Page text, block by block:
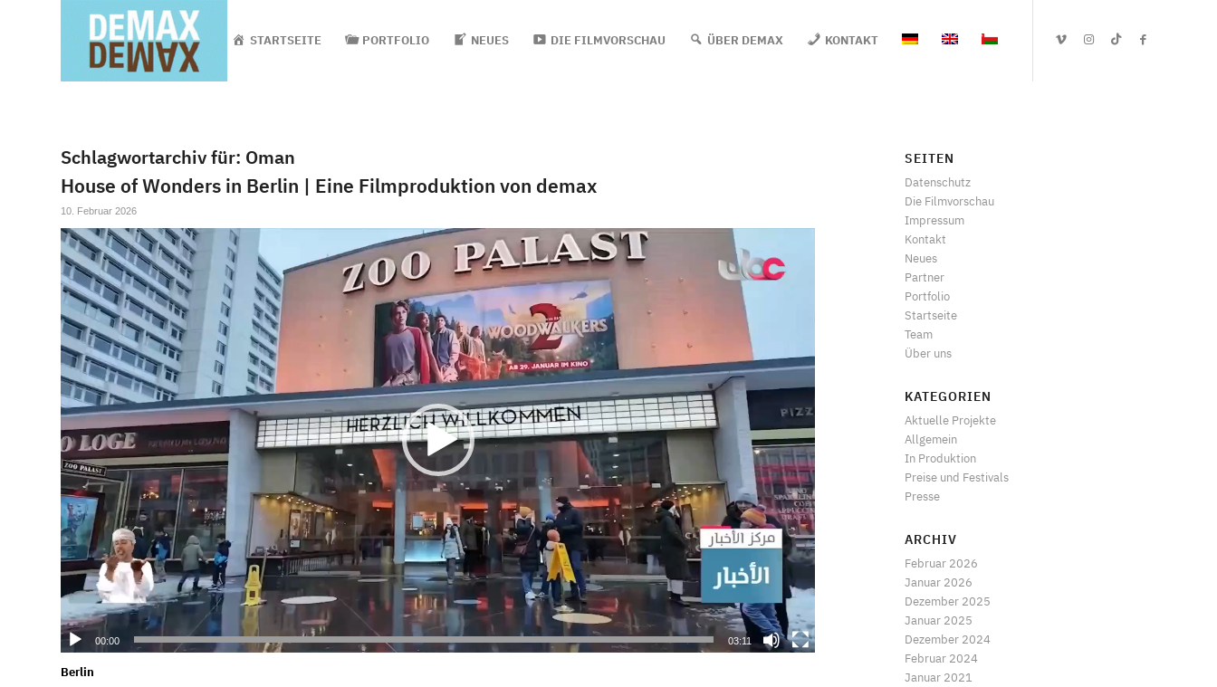
STARTSEITE PORTFOLIO NEUES DIE FILMVORSCHAU ÜBER DEMAX KONTAKT
Schlagwortarchiv für: Oman
House of Wonders in Berlin | Eine Filmproduktion von demax
10. Februar 2026
00:00 03:11
Berlin
SEITEN
Datenschutz
Die Filmvorschau
Impressum
Kontakt
Neues
Partner
Portfolio
Startseite
Team
Über uns
KATEGORIEN
Aktuelle Projekte
Allgemein
In Produktion
Preise und Festivals
Presse
ARCHIV
Februar 2026
Januar 2026
Dezember 2025
Januar 2025
Dezember 2024
Februar 2024
Januar 2021